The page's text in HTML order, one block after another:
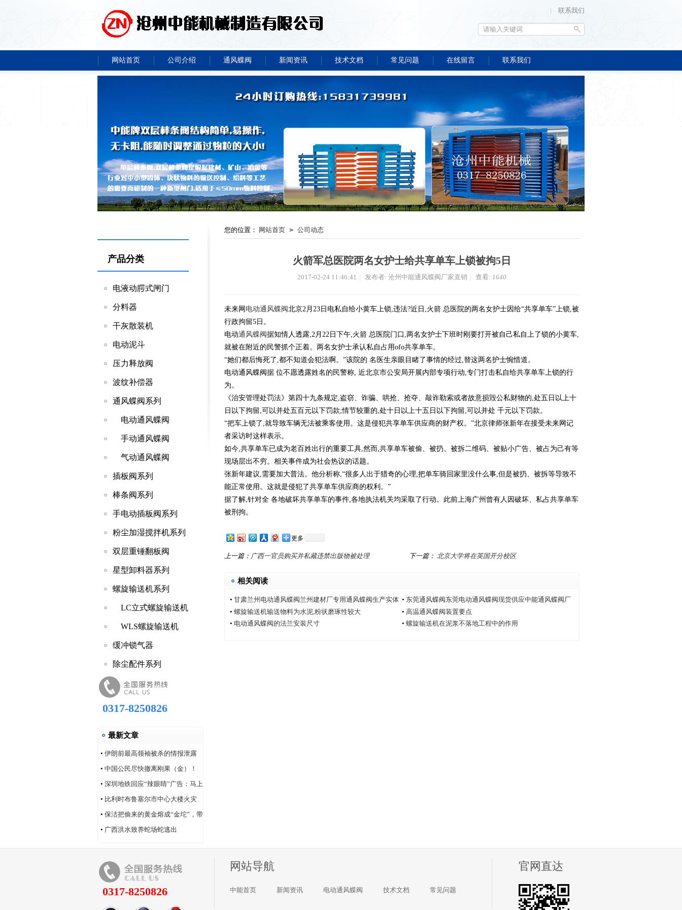
联系我们
网站首页 公司介绍 通风蝶阀 新闻资讯 技术文档 常见问题 在线留言 联系我们
产品分类
电液动腭式闸门
分料器
干灰散装机
电动泥斗
压力释放阀
波纹补偿器
通风蝶阀系列
电动通风蝶阀
手动通风蝶阀
气动通风蝶阀
插板阀系列
棒条阀系列
手电动插板阀系列
粉尘加湿搅拌机系列
双层重锤翻板阀
星型卸料器系列
螺旋输送机系列
LC立式螺旋输送机
WLS螺旋输送机
缓冲锁气器
除尘配件系列
0317-8250826
最新文章
• 伊朗前最高领袖被杀的情报泄露
问题，“很可能仍然存在”
• 中国公民尽快撤离刚果（金）！
• 深圳地铁回应“辣眼睛”广告：马上
改！
• 比利时布鲁塞尔市中心大楼火灾
造成6人死亡
• 保洁把偷来的黄金熔成“金坨”，带
着家人连夜逃跑
• 广西洪水致养蛇场蛇逃出
您的位置： 网站首页 > 公司动态
火箭军总医院两名女护士给共享单车上锁被拘5日
2017-02-24 11:46:41 | 发布者: 沧州中能通风蝶阀厂家直销 | 查看: 1640
未来网 电动通风蝶阀北京2月23日电私自给小黄车上锁,违法?近日,火箭 总医院的两名女护士因给“共享单车”上锁,被
行政拘留5日。
电动通风蝶阀据知情人透露,2月22日下午,火箭 总医院门口,两名女护士下班时刚要打开被自己私自上了锁的小黄车,
就被在附近的民警抓个正着。两名女护士承认私自占用ofo共享单车。
“她们都后悔死了,都不知道会犯法啊。”该院的 名医生亲眼目睹了事情的经过,替这两名护士惋惜道。
电动通风蝶阀据 位不愿透露姓名的民警称, 近北京市公安局开展内部专项行动,专门打击私自给共享单车上锁的行
为。
《治安管理处罚法》第四十九条规定,盗窃、诈骗、哄抢、抢夺、敲诈勒索或者故意损毁公私财物的,处五日以上十
日以下拘留,可以并处五百元以下罚款;情节较重的,处十日以上十五日以下拘留,可以并处 千元以下罚款。
“把车上锁了,就导致车辆无法被乘客使用。这是侵犯共享单车供应商的财产权。”北京律师张新年在接受未来网记
者采访时这样表示。
如今,共享单车已成为老百姓出行的重要工具,然而,共享单车被偷、被扔、被拆二维码、被贴小广告、被占为己有等
现场层出不穷。相关事件成为社会热议的话题。
张新年建议,需要加大普法。他分析称,“很多人出于猎奇的心理,把单车骑回家里没什么事,但是被扔、被拆等导致不
能正常使用。这就是侵犯了共享单车供应商的权利。”
据了解,针对全 各地破坏共享单车的事件,各地执法机关均采取了行动。此前上海广州曾有人因破坏、私占共享单车
被刑拘。
更多
上一篇： 广西一官员购买并私藏违禁出版物被处理 下一篇： 北京大学将在英国开分校区
相关阅读
• 甘肃兰州电动通风蝶阀兰州建材厂专用通风蝶阀生产实体
厂家中能电动通风蝶阀厂
• 东莞通风蝶阀东莞电动通风蝶阀现货供应中能通风蝶阀厂
• 螺旋输送机输送物料为水泥,粉状磨琢性较大 • 高温通风蝶阀装置要点
• 电动通风蝶阀的法兰安装尺寸 • 螺旋输送机在泥浆不落地工程中的作用
0317-8250826
网站导航
中能首页 新闻资讯 电动通风蝶阀 技术文档 常见问题
官网直达